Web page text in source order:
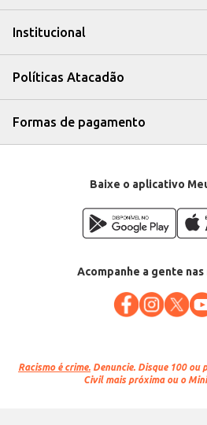
Institucional
Políticas Atacadão
Formas de pagamento
Baixe o aplicativo
Acompanhe a gente
Racismo é crime. Denuncie. Disque 100 ou
Civil mais próxima ou o